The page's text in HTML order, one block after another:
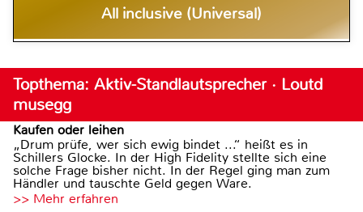
All inclusive (Universal)
Topthema: Aktiv-Standlautsprecher · Loutd
musegg
Kaufen oder leihen
„Drum prüfe, wer sich ewig bindet ...“ heißt es in
Schillers Glocke. In der High Fidelity stellte sich eine
solche Frage bisher nicht. In der Regel ging man zum
Händler und tauschte Geld gegen Ware.
>> Mehr erfahren